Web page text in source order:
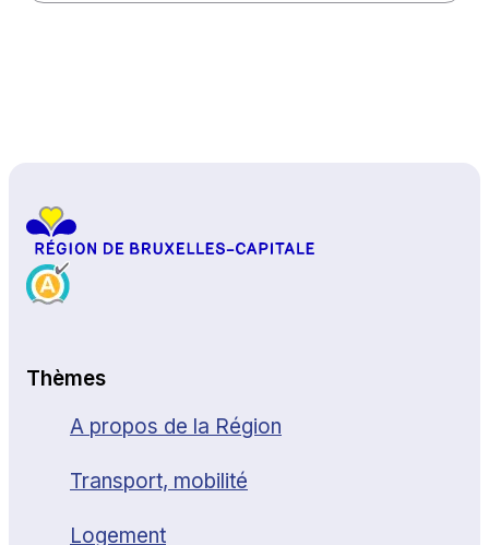
Thèmes
A propos de la Région
Transport, mobilité
Logement